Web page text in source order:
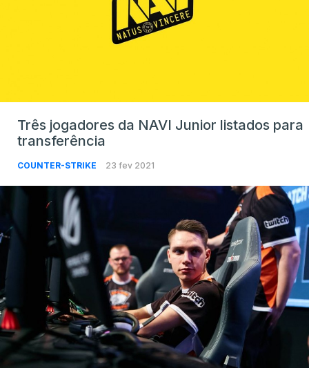
Três jogadores da NAVI Junior listados para
transferência
COUNTER-STRIKE 23 fev 2021